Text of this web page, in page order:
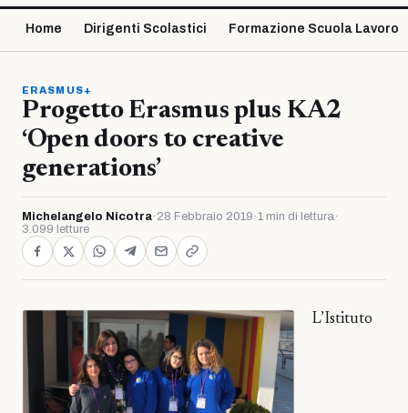
Home Dirigenti Scolastici Formazione Scuola Lavoro
ERASMUS+
Progetto Erasmus plus KA2
‘Open doors to creative
generations’
Michelangelo Nicotra· 28 Febbraio 2019 ·1 min di lettura·
3.099 letture
L’Istituto